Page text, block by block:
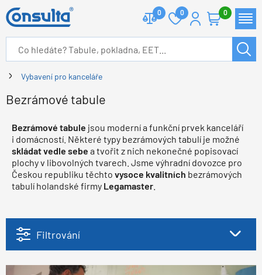
0 0 0
Vybavení pro kanceláře
Bezrámové tabule
Bezrámové tabule jsou moderní a funkční prvek kanceláří
i domácností. Některé typy bezrámových tabulí je možné
skládat vedle sebe a tvořit z nich nekonečné popisovací
plochy v libovolných tvarech. Jsme výhradní dovozce pro
Českou republiku těchto vysoce kvalitních bezrámových
tabulí holandské firmy Legamaster
Filtrování